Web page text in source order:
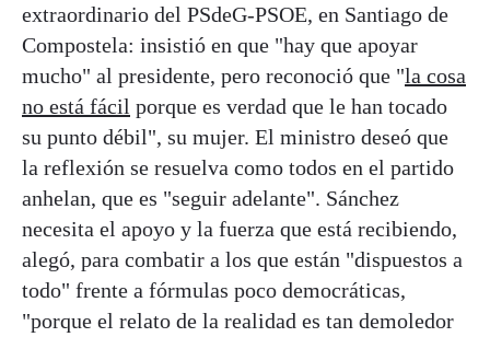
extraordinario del PSdeG-PSOE, en Santiago de
Compostela: insistió en que "hay que apoyar
mucho" al presidente, pero reconoció que "la cosa
no está fácil porque es verdad que le han tocado
su punto débil", su mujer. El ministro deseó que
la reflexión se resuelva como todos en el partido
anhelan, que es "seguir adelante". Sánchez
necesita el apoyo y la fuerza que está recibiendo,
alegó, para combatir a los que están "dispuestos a
todo" frente a fórmulas poco democráticas,
"porque el relato de la realidad es tan demoledor